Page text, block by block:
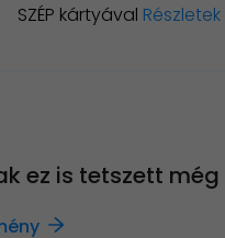
SZÉP kártyával Részletek
ez is tetszett még